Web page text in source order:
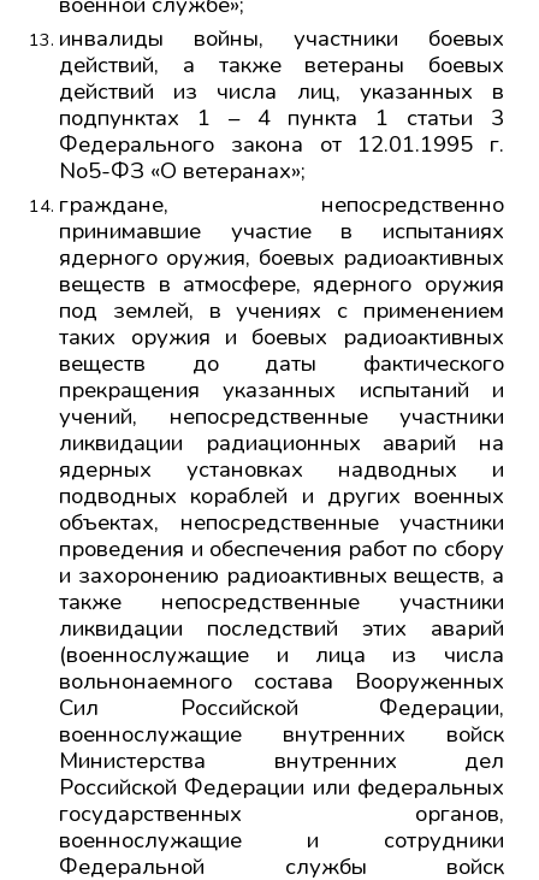
инвалиды войны, участники боевых
действий, а также ветераны боевых
действий из числа лиц, указанных в
подпунктах 1 – 4 пункта 1 статьи 3
Федерального закона от 12.01.1995 г.
No5-ФЗ «О ветеранах»;
граждане, непосредственно
принимавшие участие в испытаниях
ядерного оружия, боевых радиоактивных
веществ в атмосфере, ядерного оружия
под землей, в учениях с применением
таких оружия и боевых радиоактивных
веществ до даты фактического
прекращения указанных испытаний и
учений, непосредственные участники
ликвидации радиационных аварий на
ядерных установках надводных и
подводных кораблей и других военных
объектах, непосредственные участники
проведения и обеспечения работ по сбору
и захоронению радиоактивных веществ, а
также непосредственные участники
ликвидации последствий этих аварий
(военнослужащие и лица из числа
вольнонаемного состава Вооруженных
Сил Российской Федерации,
военнослужащие внутренних войск
Министерства внутренних дел
Российской Федерации или федеральных
государственных органов,
военнослужащие и сотрудники
Федеральной службы войск